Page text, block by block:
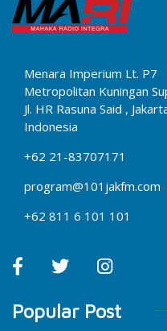
Menara Imperium Lt. P7
Metropolitan Kuningan
Jl. HR Rasuna Said ,
Indonesia
+62 21-83707171
program@101jakfm.com
+62 811 6 101 101
Popular Post